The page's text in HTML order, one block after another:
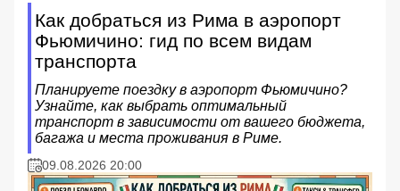
Как добраться из Рима в аэропорт
Фьюмичино: гид по всем видам
транспорта
Планируете поездку в аэропорт Фьюмичино?
Узнайте, как выбрать оптимальный
транспорт в зависимости от вашего бюджета,
багажа и места проживания в Риме.
09.08.2026 20:00